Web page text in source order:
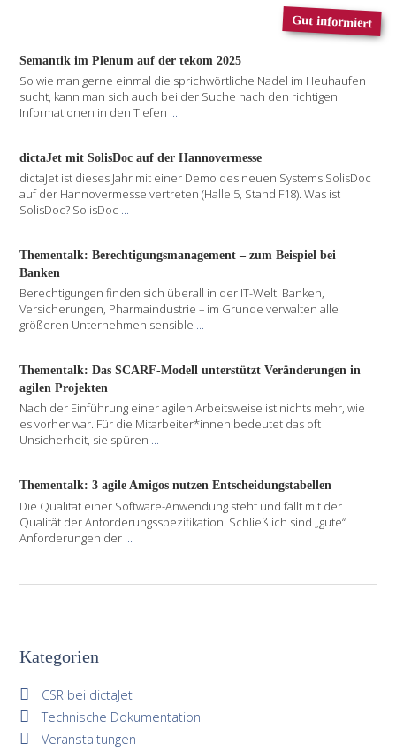
Gut informiert
Semantik im Plenum auf der tekom 2025
So wie man gerne einmal die sprichwörtliche Nadel im Heuhaufen
sucht, kann man sich auch bei der Suche nach den richtigen
Informationen in den Tiefen ...
dictaJet mit SolisDoc auf der Hannovermesse
dictaJet ist dieses Jahr mit einer Demo des neuen Systems SolisDoc
auf der Hannovermesse vertreten (Halle 5, Stand F18). Was ist
SolisDoc? SolisDoc ...
Thementalk: Berechtigungsmanagement – zum Beispiel bei
Banken
Berechtigungen finden sich überall in der IT-Welt. Banken,
Versicherungen, Pharmaindustrie – im Grunde verwalten alle
größeren Unternehmen sensible ...
Thementalk: Das SCARF-Modell unterstützt Veränderungen in
agilen Projekten
Nach der Einführung einer agilen Arbeitsweise ist nichts mehr, wie
es vorher war. Für die Mitarbeiter*innen bedeutet das oft
Unsicherheit, sie spüren ...
Thementalk: 3 agile Amigos nutzen Entscheidungstabellen
Die Qualität einer Software-Anwendung steht und fällt mit der
Qualität der Anforderungsspezifikation. Schließlich sind „gute“
Anforderungen der
Kategorien
CSR bei dictaJet
Technische Dokumentation
Veranstaltungen